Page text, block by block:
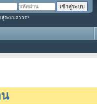
สู่ระบบถาวร?